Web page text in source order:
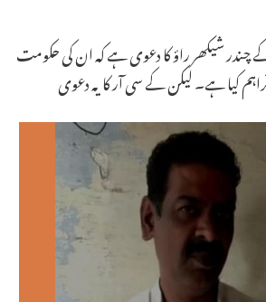
کے چندر شیکھر راؤ کا دعوی ہے کہ ان کی حکومت
کیا ہے۔ لیکن کے سی آر کا یہ دعوی